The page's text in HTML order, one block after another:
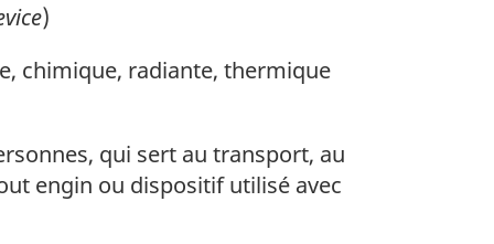
)
chimique, radiante, thermique
qui sert au transport, au
engin ou dispositif utilisé avec